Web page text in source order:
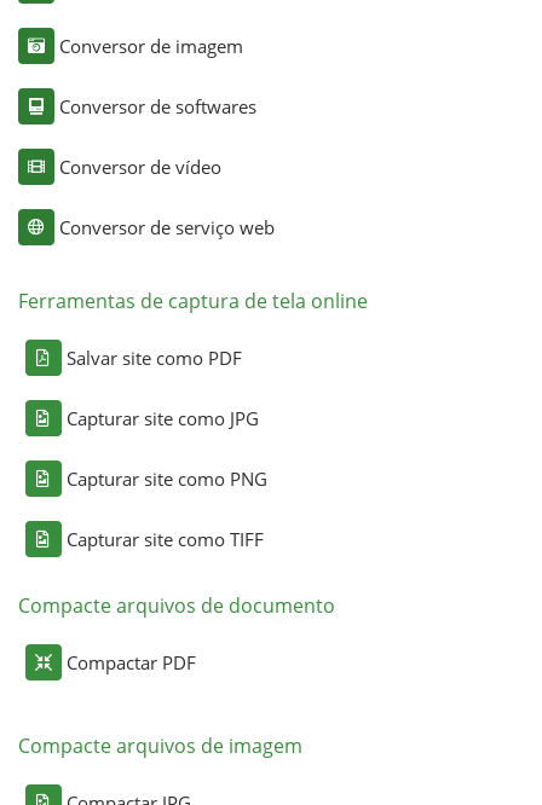
Conversor de imagem
Conversor de softwares
Conversor de vídeo
Conversor de serviço web
Ferramentas de captura de tela online
Salvar site como PDF
Capturar site como JPG
Capturar site como PNG
Capturar site como TIFF
Compacte arquivos de documento
Compactar PDF
Compacte arquivos de imagem